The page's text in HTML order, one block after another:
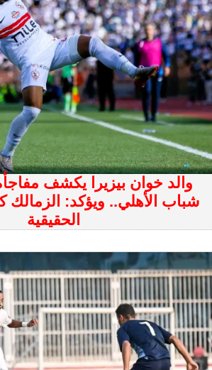
والد خوان بيزيرا يكشف
شباب الأهلي.. ويؤكد: الزمالك
الحقيقية